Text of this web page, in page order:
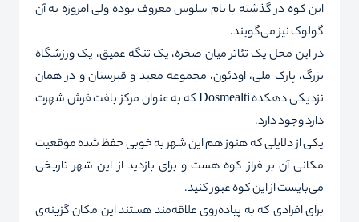
این کوه در گذشته با نام سلوس معروف بوده ولی امروزه به آن
گولوک نیز می‌گویند.
در این محل یک تئاتر میان صخره، یک تنگه عمیق، یک ورزشگاه
بزرگ، پارک ملى، اودئون، مجموعه معبد و قبرستان و در همان
نزدیکى دهکده Dosmealti که به عنوان مرکز بافت فرش شهرت
دارد وجود دارد.
یکی از دلایلی که هنوز هم این شهر به خوبی حفظ شده موقعیت
مکانی آن بر فراز کوه هست و برای بازدید از این شهر تاریخی
می‌بایست از این کوه عبور کنید.
براى افرادی که به پیاده‌روى علاقه‌مند هستند این مکان گزینه‌ی